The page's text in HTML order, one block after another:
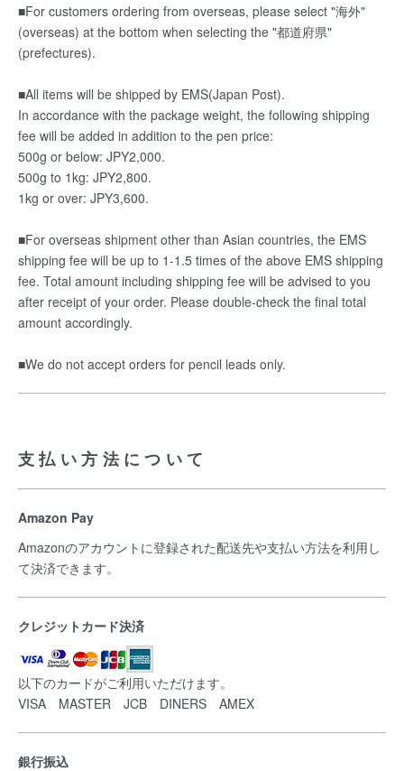
■For customers ordering from overseas, please select "海外"
(overseas) at the bottom when selecting the "都道府県"
(prefectures).
■All items will be shipped by EMS(Japan Post).
In accordance with the package weight, the following shipping
fee will be added in addition to the pen price:
500g or below: JPY2,000.
500g to 1kg: JPY2,800.
1kg or over: JPY3,600.
■For overseas shipment other than Asian countries, the EMS
shipping fee will be up to 1-1.5 times of the above EMS shipping
fee. Total amount including shipping fee will be advised to you
after receipt of your order. Please double-check the final total
amount accordingly.
■We do not accept orders for pencil leads only.
支払い方法について
Amazon Pay
Amazonのアカウントに登録された配送先や支払い方法を利用し
て決済できます。
クレジットカード決済
以下のカードがご利用いただけます。
VISA MASTER JCB DINERS AMEX
銀行振込